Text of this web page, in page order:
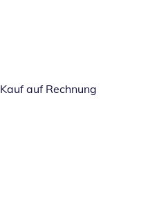
Kauf auf Rechnung